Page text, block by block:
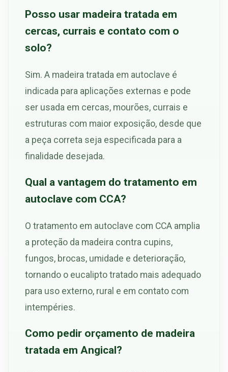
Posso usar madeira tratada em
cercas, currais e contato com o
solo?
Sim. A madeira tratada em autoclave é
indicada para aplicações externas e pode
ser usada em cercas, mourões, currais e
estruturas com maior exposição, desde que
a peça correta seja especificada para a
finalidade desejada.
Qual a vantagem do tratamento em
autoclave com CCA?
O tratamento em autoclave com CCA amplia
a proteção da madeira contra cupins,
fungos, brocas, umidade e deterioração,
tornando o eucalipto tratado mais adequado
para uso externo, rural e em contato com
intempéries.
Como pedir orçamento de madeira
tratada em Angical?